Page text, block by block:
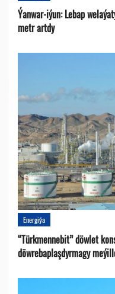
Ýanwar-iýun: Lebap
metr artdy
Energiýa
“Türkmennebit” döwlet
döwrebaplaşdyrmagy